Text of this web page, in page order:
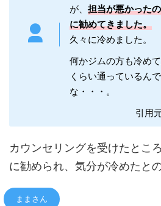
が、 担当が悪かった
に勧めてきました。
久々に冷めました。
何かジムの方も冷め
くらい通っているん
な・・・。
引用
カウンセリングを受けたとこ
に勧められ、気分が冷めたとの
ままさん